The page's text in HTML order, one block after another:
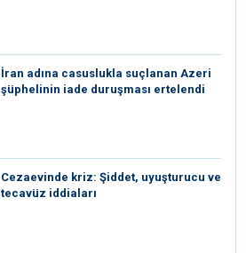
İran adına casuslukla suçlanan Azeri
şüphelinin iade duruşması ertelendi
Cezaevinde kriz: Şiddet, uyuşturucu ve
tecavüz iddiaları